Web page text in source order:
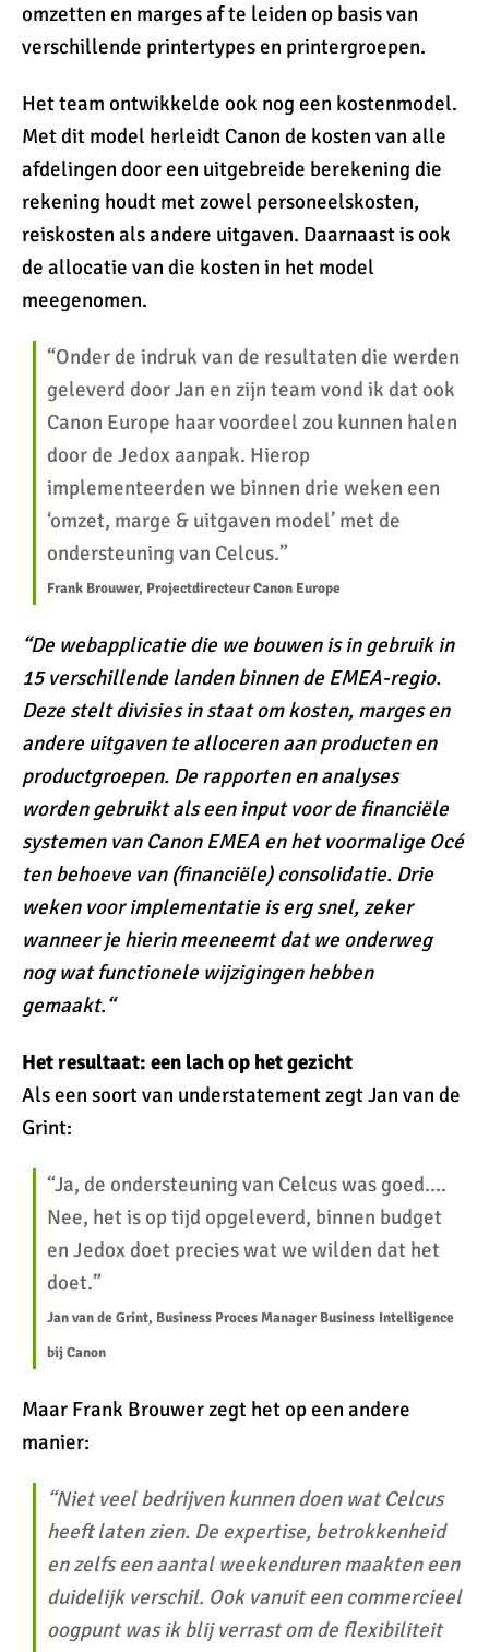
omzetten en marges af te leiden op basis van
verschillende printertypes en printergroepen.
Het team ontwikkelde ook nog een kostenmodel.
Met dit model herleidt Canon de kosten van alle
afdelingen door een uitgebreide berekening die
rekening houdt met zowel personeelskosten,
reiskosten als andere uitgaven. Daarnaast is ook
de allocatie van die kosten in het model
meegenomen.
“Onder de indruk van de resultaten die werden
geleverd door Jan en zijn team vond ik dat ook
Canon Europe haar voordeel zou kunnen halen
door de Jedox aanpak. Hierop
implementeerden we binnen drie weken een
‘omzet, marge & uitgaven model’ met de
ondersteuning van Celcus.”
Frank Brouwer, Projectdirecteur Canon Europe
“De webapplicatie die we bouwen is in gebruik in
15 verschillende landen binnen de EMEA-regio.
Deze stelt divisies in staat om kosten, marges en
andere uitgaven te alloceren aan producten en
productgroepen. De rapporten en analyses
worden gebruikt als een input voor de financiële
systemen van Canon EMEA en het voormalige Océ
ten behoeve van (financiële) consolidatie. Drie
weken voor implementatie is erg snel, zeker
wanneer je hierin meeneemt dat we onderweg
nog wat functionele wijzigingen hebben
gemaakt.“
Het resultaat: een lach op het gezicht
Als een soort van understatement zegt Jan van de
Grint:
“Ja, de ondersteuning van Celcus was goed….
Nee, het is op tijd opgeleverd, binnen budget
en Jedox doet precies wat we wilden dat het
doet.”
Jan van de Grint, Business Proces Manager Business Intelligence
bij Canon
Maar Frank Brouwer zegt het op een andere
manier:
“Niet veel bedrijven kunnen doen wat Celcus
heeft laten zien. De expertise, betrokkenheid
en zelfs een aantal weekenduren maakten een
duidelijk verschil. Ook vanuit een commercieel
oogpunt was ik blij verrast om de flexibiliteit